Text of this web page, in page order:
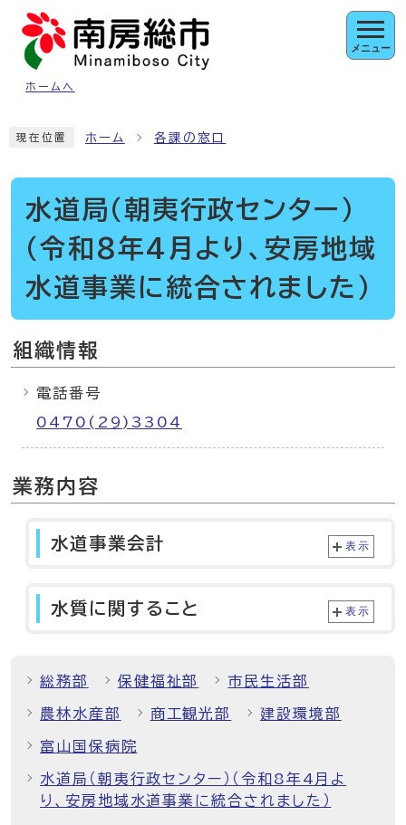
ページの先頭です
ホームへ
メニュー
現在位置 ホーム 各課の窓口
水道局（朝夷行政センター）
（令和8年4月より、安房地域
水道事業に統合されました）
組織情報
電話番号
0470(29)3304
業務内容
水道事業会計 表示
水質に関すること 表示
総務部 保健福祉部 市民生活部
農林水産部 商工観光部 建設環境部
富山国保病院
水道局（朝夷行政センター）（令和8年4月よ
り、安房地域水道事業に統合されました）